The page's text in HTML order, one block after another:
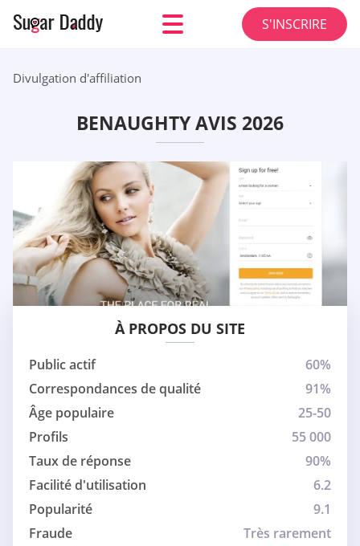
S'INSCRIRE
Divulgation d'affiliation
BENAUGHTY AVIS 2026
À PROPOS DU SITE
Public actif
60%
Correspondances de qualité
91%
Âge populaire
25-50
Profils
55 000
Taux de réponse
90%
Facilité d'utilisation
6.2
Popularité
9.1
Fraude
Très rarement